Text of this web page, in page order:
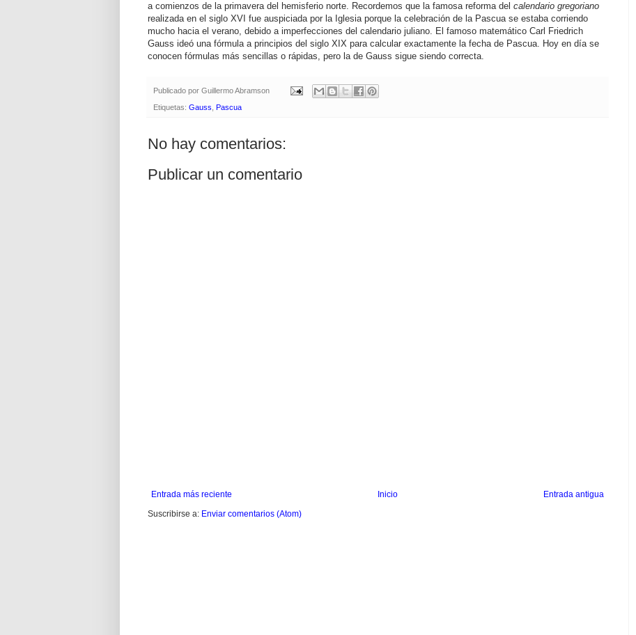
a comienzos de la primavera del hemisferio norte. Recordemos que la famosa reforma del calendario gregoriano
realizada en el siglo XVI fue auspiciada por la Iglesia porque la celebración de la Pascua se estaba corriendo
mucho hacia el verano, debido a imperfecciones del calendario juliano. El famoso matemático Carl Friedrich
Gauss ideó una fórmula a principios del siglo XIX para calcular exactamente la fecha de Pascua. Hoy en día se
conocen fórmulas más sencillas o rápidas, pero la de Gauss sigue siendo correcta.
Publicado por Guillermo Abramson
Etiquetas: Gauss Pascua
No hay comentarios:
Publicar un comentario
Entrada más reciente Entrada antigua
Inicio
Suscribirse a: Enviar comentarios (Atom)